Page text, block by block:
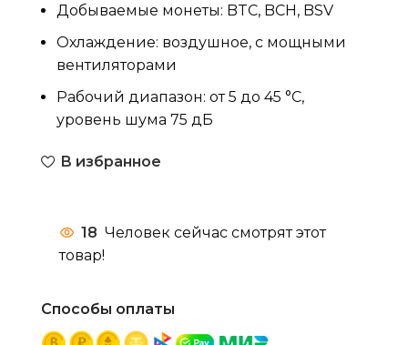
Добываемые монеты: BTC, BCH, BSV
Охлаждение: воздушное, с мощными
вентиляторами
Рабочий диапазон: от 5 до 45 °C,
уровень шума 75 дБ
В избранное
18 Человек сейчас смотрят этот
товар!
Способы оплаты